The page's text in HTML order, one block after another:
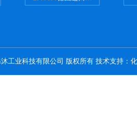
工业科技有限公司 版权所有 技术支持：